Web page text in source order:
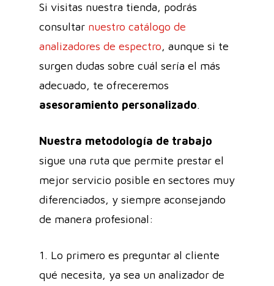
Si visitas nuestra tienda, podrás
consultar nuestro catálogo de
analizadores de espectro, aunque si te
surgen dudas sobre cuál sería el más
adecuado, te ofreceremos
asesoramiento personalizado.
Nuestra metodología de trabajo
sigue una ruta que permite prestar el
mejor servicio posible en sectores muy
diferenciados, y siempre aconsejando
de manera profesional:
1. Lo primero es preguntar al cliente
qué necesita, ya sea un analizador de